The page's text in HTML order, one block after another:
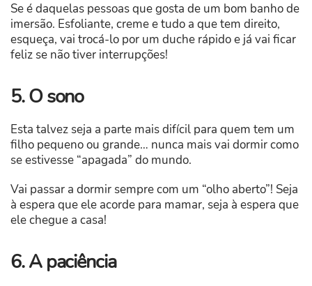
Se é daquelas pessoas que gosta de um bom banho de
imersão. Esfoliante, creme e tudo a que tem direito,
esqueça, vai trocá-lo por um duche rápido e já vai ficar
feliz se não tiver interrupções!
5. O sono
Esta talvez seja a parte mais difícil para quem tem um
filho pequeno ou grande… nunca mais vai dormir como
se estivesse “apagada” do mundo.
Vai passar a dormir sempre com um “olho aberto”! Seja
à espera que ele acorde para mamar, seja à espera que
ele chegue a casa!
6. A paciência